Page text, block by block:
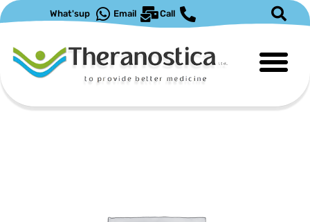
Call
Email
What'sup